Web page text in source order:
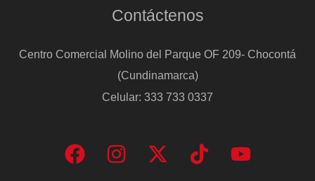
Contáctenos
Centro Comercial Molino del Parque OF 209- Chocontá
(Cundinamarca)
Celular: 333 733 0337